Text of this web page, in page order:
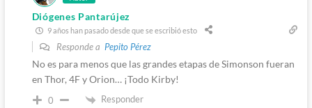
Diógenes Pantarújez
9 años han pasado desde que se escribió esto
Responde a Pepito Pérez
No es para menos que las grandes etapas de Simonson fueran
en Thor, 4F y Orion… ¡Todo Kirby!
0 Responder